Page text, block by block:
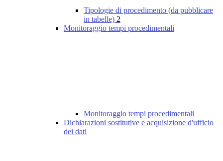
Tipologie di procedimento (da pubblicare
in tabelle) 2
Monitoraggio tempi procedimentali
Monitoraggio tempi procedimentali
Dichiarazioni sostitutive e acquisizione d'ufficio
dei dati